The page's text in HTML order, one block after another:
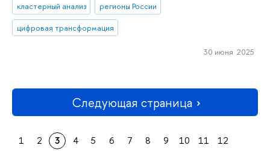
кластерный анализ
регионы России
цифровая трансформация
30 июня 2025
Следующая страница
1 2 3 4 5 6 7 8 9 10 11
12